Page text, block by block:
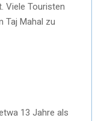
Viele Touristen
Taj Mahal zu
13 Jahre als